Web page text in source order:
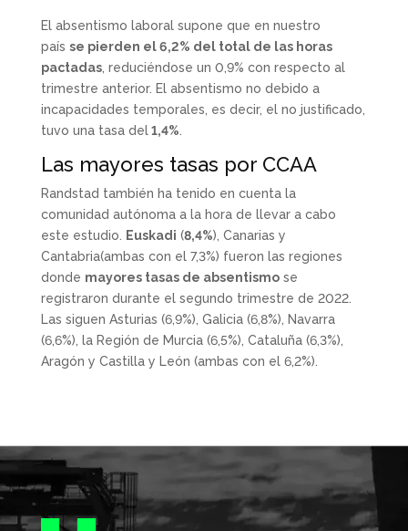
El absentismo laboral supone que en nuestro
país se pierden el 6,2% del total de las horas
pactadas, reduciéndose un 0,9% con respecto al
trimestre anterior. El absentismo no debido a
incapacidades temporales, es decir, el no justificado,
tuvo una tasa del1,4%
Las mayores tasas por CCAA
Randstad también ha tenido en cuenta la
comunidad autónoma a la hora de llevar a cabo
este estudio.
Euskadi (8,4%), Canarias y
Cantabria(ambas con el 7,3%) fueron las regiones
donde mayores tasas de absentismose
registraron durante el segundo trimestre de 2022.
Las siguen Asturias (6,9%), Galicia (6,8%), Navarra
(6,6%), la Región de Murcia (6,5%), Cataluña (6,3%),
Aragón y Castilla y León (ambas con el 6,2%).